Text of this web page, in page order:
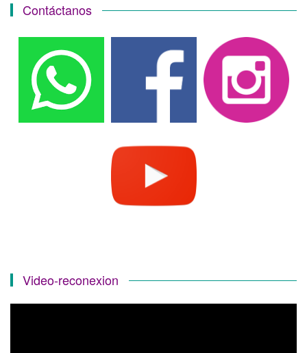
Contáctanos
Video-reconexion